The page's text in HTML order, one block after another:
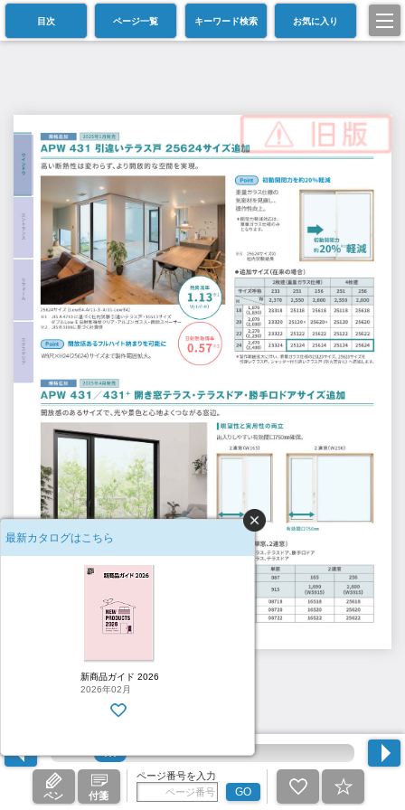
目次 ページ一覧 キーワード検索 お気に入り
ペン 付箋
ページ番号を入力
GO
最新カタログはこちら
新商品ガイド 2026
2026年02月